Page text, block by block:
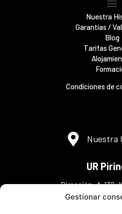
Gestionar
Nuestra
Garantías /
Blog
Tarifas
Condiciones de
Nuestra
UR
Dirección: A-132,
Murillo de